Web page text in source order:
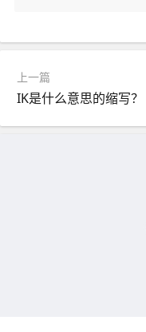
上一篇
IK是什么意思的缩写？